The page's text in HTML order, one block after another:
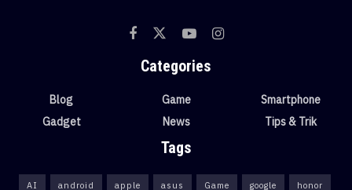
Categories
Blog
Gadget
Game
News
Smartphone
Tips & Trik
Tags
AI android apple asus Game google honor